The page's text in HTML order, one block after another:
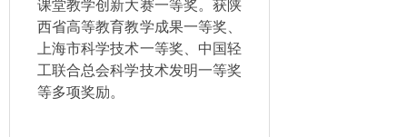
课堂教学创新大赛一等奖。获陕
西省高等教育教学成果一等奖、
上海市科学技术一等奖、中国轻
工联合总会科学技术发明一等奖
等多项奖励。